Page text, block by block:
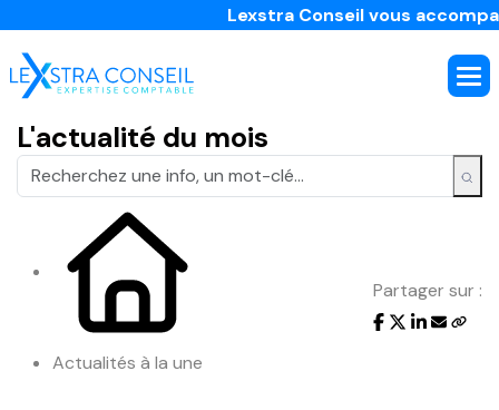
Lexstra Conseil vous
L'actualité du mois
Actualités à la une
Partager sur :